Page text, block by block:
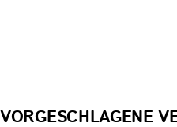
VORGESCHLAGENE